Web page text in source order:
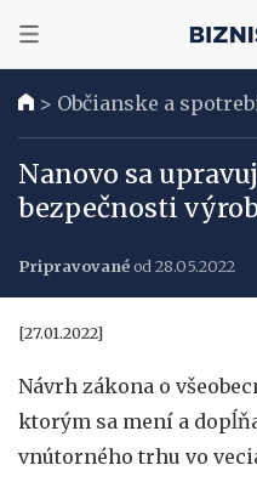
> Občianske a
Nanovo sa
bezpečnosti
Pripravované od 28.05.2022
[27.01.2022]
Návrh zákona o
ktorým sa mení a
vnútorného trhu vo